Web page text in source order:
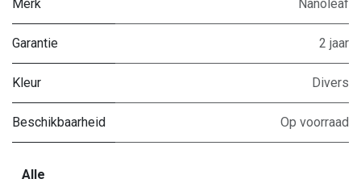
Merk Nanoleaf
Garantie 2 jaar
Kleur Divers
Beschikbaarheid Op voorraad
Alle